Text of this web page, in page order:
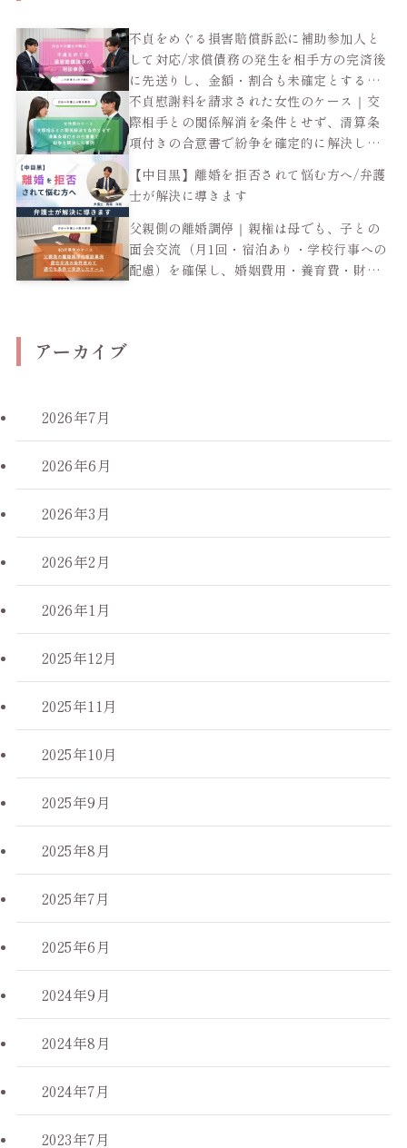
不貞をめぐる損害賠償訴訟に補助参加人と
して対応/求償債務の発生を相手方の完済後
に先送りし、金額・割合も未確定とする和
解で依頼者の負担を抑えた男性のケース
不貞慰謝料を請求された女性のケース｜交
際相手との関係解消を条件とせず、清算条
項付きの合意書で紛争を確定的に解決した
【中目黒】離婚を拒否されて悩む方へ/弁護
士が解決に導きます
父親側の離婚調停｜親権は母でも、子との
面会交流（月1回・宿泊あり・学校行事への
配慮）を確保し、婚姻費用・養育費・財産
アーカイブ
2026年7月
2026年6月
2026年3月
2026年2月
2026年1月
2025年12月
2025年11月
2025年10月
2025年9月
2025年8月
2025年7月
2025年6月
2024年9月
2024年8月
2024年7月
2023年7月